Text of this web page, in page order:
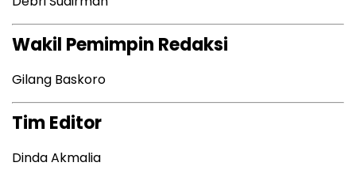
Wakil Pemimpin Redaksi
Gilang Baskoro
Tim Editor
Dinda Akmalia